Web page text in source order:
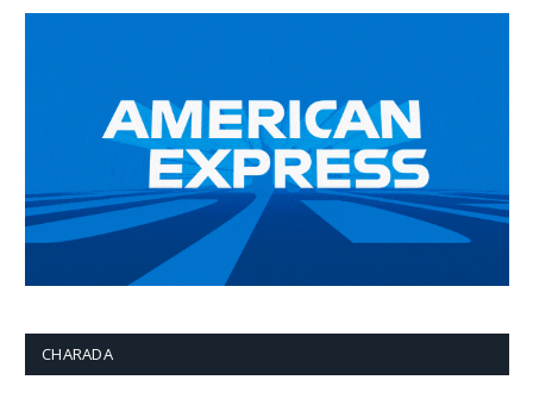
CHARADA